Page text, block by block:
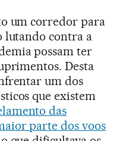
um corredor para
lutando contra a
possam ter
Desta
um dos
que existem
das
parte dos voos